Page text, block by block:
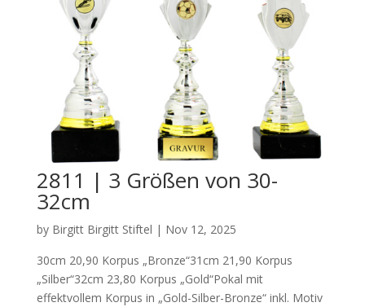
2811 | 3 Größen von 30-
32cm
by Birgitt Birgitt Stiftel | Nov 12, 2025
30cm 20,90 Korpus „Bronze“31cm 21,90 Korpus
„Silber“32cm 23,80 Korpus „Gold“Pokal mit
effektvollem Korpus in „Gold-Silber-Bronze“ inkl. Motiv